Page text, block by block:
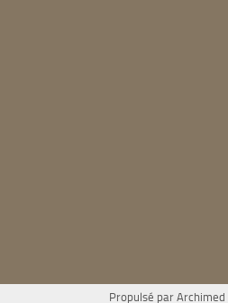
Propulsé parArchimed